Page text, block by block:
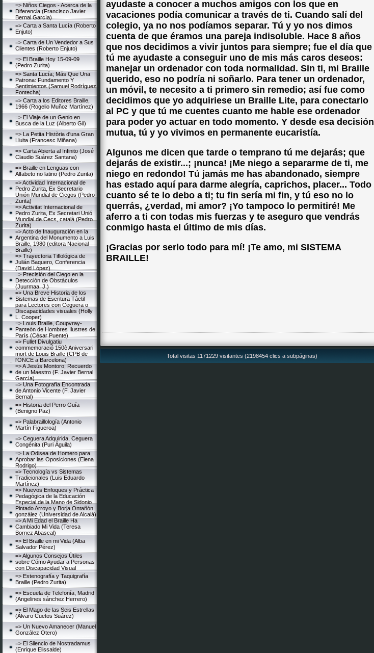
=> Niños Ciegos - Acerca de la
Diferencia (Francisco Javier
Bernal García)
=> Carta a Santa Lucía (Roberto
Enjuto)
=> Carta de Un Vendedor a Sus
Clientes (Roberto Enjuto)
=> El Braille Hoy 15-09-09
(Pedro Zurita)
=> Santa Lucía; Más Que Una
Patrona: Fundamento Y
Sentimientos (Samuel Rodríguez
Fontecha)
=> Carta a los Editores Braille,
1966 (Rogelio Muñoz Martínez)
=> El Viaje de un Genio en
Busca de la Luz (Alberto Gil)
=> La Petita Història d'una Gran
Lluita (Francesc Miñana)
=> Carta Abierta al Infinito (José
Claudio Suárez Santana)
=> Braille en Lenguas con
Alfabeto no latino (Pedro Zurita)
=> Actividad Internacional de
Pedro Zurita, Ex Secretario
Unión Mundial de Ciegos (Pedro
Zurita)
=> Activitat Internacional de
Pedro Zurita, Ex Secretari Unió
Mundial de Cecs, català (Pedro
Zurita)
=> Acto de Inauguración en la
Argentina del Monumento a Luis
Braille, 1980 (editora Nacional
Braille)
=> Trayectoria Tiflológica de
Julián Baquero, Conferencia
(David López)
=> Precisión del Ciego en la
Detección de Obstáculos
(Juurmaa, J.)
=> Una Breve Historia de los
Sistemas de Escritura Táctil
para Lectores con Ceguera o
Discapacidades visuales (Holly
L. Cooper)
=> Louis Braille, Coupvray-
Panteón de Hombres Ilustres de
París (César Puente)
=> Fullet Divulgatiu
commemoració 150è Aniversari
mort de Louis Braille (CPB de
l'ONCE a Barcelona)
=> A Jesús Montoro; Recuerdo
de un Maestro (F. Javier Bernal
García)
=> Una Fotografía Encontrada
de Antonio Vicente (F. Javier
Bernal)
=> Historia del Perro Guía
(Benigno Paz)
=> Palabraillología (Antonio
Martín Figueroa)
=> Ceguera Adquirida, Ceguera
Congénita (Puri Águila)
=> La Odisea de Homero para
Aprobar las Oposiciones (Elena
Rodrigo)
=> Tecnología vs Sistemas
Tradicionales (Luis Eduardo
Martínez)
=> Nuevos Enfoques y Práctica
Pedagógica de la Educación
Especial de la Mano de Sidonio
Pintado Arroyo y Borja Ontañón
gonzález (Universidad de Alcalá)
=> A Mi Edad el Braille Ha
Cambiado Mi Vida (Teresa
Bornez Abascal)
=> El Braille en mi Vida (Alba
Salvador Pérez)
=> Algunos Consejos Útiles
sobre Cómo Ayudar a Personas
con Discapacidad Visual
=> Estenografía y Taquigrafía
Braille (Pedro Zurita)
=> Escuela de Telefonía, Madrid
(Angelines sánchez Herrero)
=> El Mago de las Seis Estrellas
(Álvaro Cuetos Suárez)
=> Un Nuevo Amanecer (Manuel
González Otero)
=> El Silencio de Nostradamus
(Enrique Elissalde)
ayudaste a conocer a muchos amigos con los que en
vacaciones podía comunicar a través de ti. Cuando salí del
colegio, ya no nos podíamos separar. Tú y yo nos dimos
cuenta de que éramos una pareja indisoluble. Hace 8 años
que nos decidimos a vivir juntos para siempre; fue el día que
tú me ayudaste a conseguir uno de mis más caros deseos:
manejar un ordenador con toda normalidad. Sin ti, mi Braille
querido, eso no podría ni soñarlo. Para tener un ordenador,
un móvil, te necesito a ti primero sin remedio; así fue como
decidimos que yo adquiriese un Braille Lite, para conectarlo
al PC y que tú me cuentes cuanto me hable ese ordenador
para poder yo actuar en todo momento. Y desde esa decisión
mutua, tú y yo vivimos en permanente eucaristía.
Algunos me dicen que tarde o temprano tú me dejarás; que
dejarás de existir...; ¡nunca! ¡Me niego a separarme de ti, me
niego en redondo! Tú jamás me has abandonado, siempre
has estado aquí para darme alegría, caprichos, placer... Todo
cuanto sé te lo debo a ti; tu fin sería mi fin, y tú eso no lo
querrás, ¿verdad, mi amor? ¡Yo tampoco lo permitiré! Me
aferro a ti con todas mis fuerzas y te aseguro que vendrás
conmigo hasta el último de mis días.
¡Gracias por serlo todo para mí! ¡Te amo, mi SISTEMA
BRAILLE!
Total visitas 1171229 visitantes (2198454 clics a subpáginas)